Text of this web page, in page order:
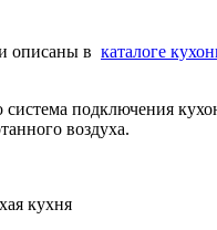
описаны в каталоге
подключения
воздуха.
кухня